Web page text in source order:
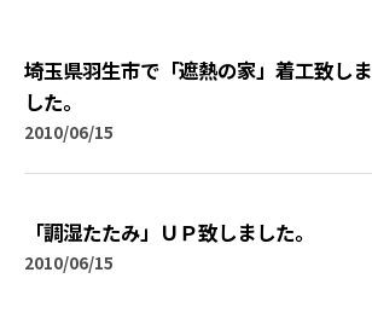
埼玉県羽生市で「遮熱の家」着工致しま
した。
2010/06/15
「調湿たたみ」ＵＰ致しました。
2010/06/15